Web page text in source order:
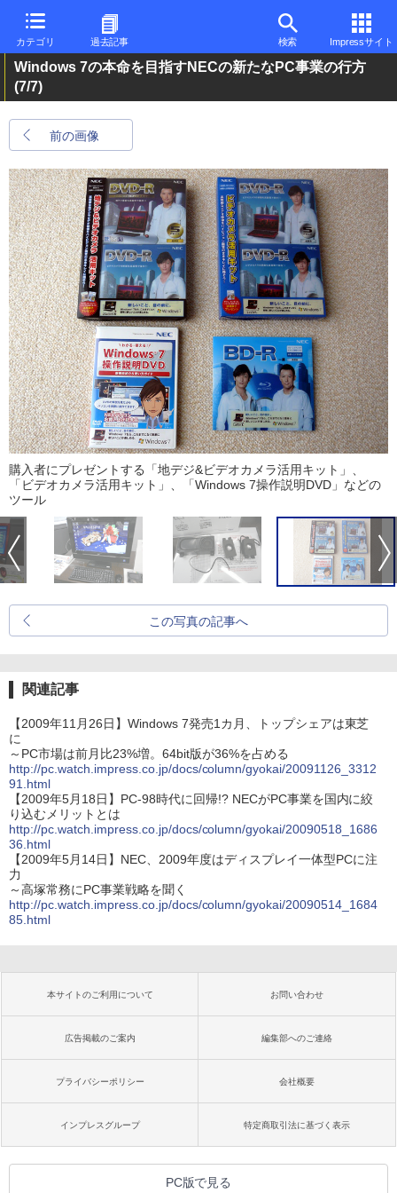
カテゴリ 過去記事 検索 Impressサイト
Windows 7の本命を目指すNECの新たなPC事業の行方
(7/7)
前の画像
購入者にプレゼントする「地デジ&ビデオカメラ活用キット」、
「ビデオカメラ活用キット」、「Windows 7操作説明DVD」などの
ツール
この写真の記事へ
関連記事
【2009年11月26日】Windows 7発売1カ月、トップシェアは東芝
に
～PC市場は前月比23%増。64bit版が36%を占める
http://pc.watch.impress.co.jp/docs/column/gyokai/20091126_3312
91.html
【2009年5月18日】PC-98時代に回帰!? NECがPC事業を国内に絞
り込むメリットとは
http://pc.watch.impress.co.jp/docs/column/gyokai/20090518_1686
36.html
【2009年5月14日】NEC、2009年度はディスプレイ一体型PCに注
力
～高塚常務にPC事業戦略を聞く
http://pc.watch.impress.co.jp/docs/column/gyokai/20090514_1684
85.html
本サイトのご利用について お問い合わせ
広告掲載のご案内 編集部へのご連絡
プライバシーポリシー 会社概要
インプレスグループ 特定商取引法に基づく表示
PC版で見る